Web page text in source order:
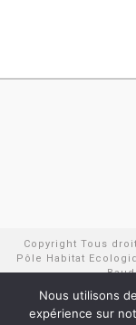
Copyright Tous
Pôle Habitat
liège... Isolation
l'extérieur - Pôle
Nous utilisons
expérience sur